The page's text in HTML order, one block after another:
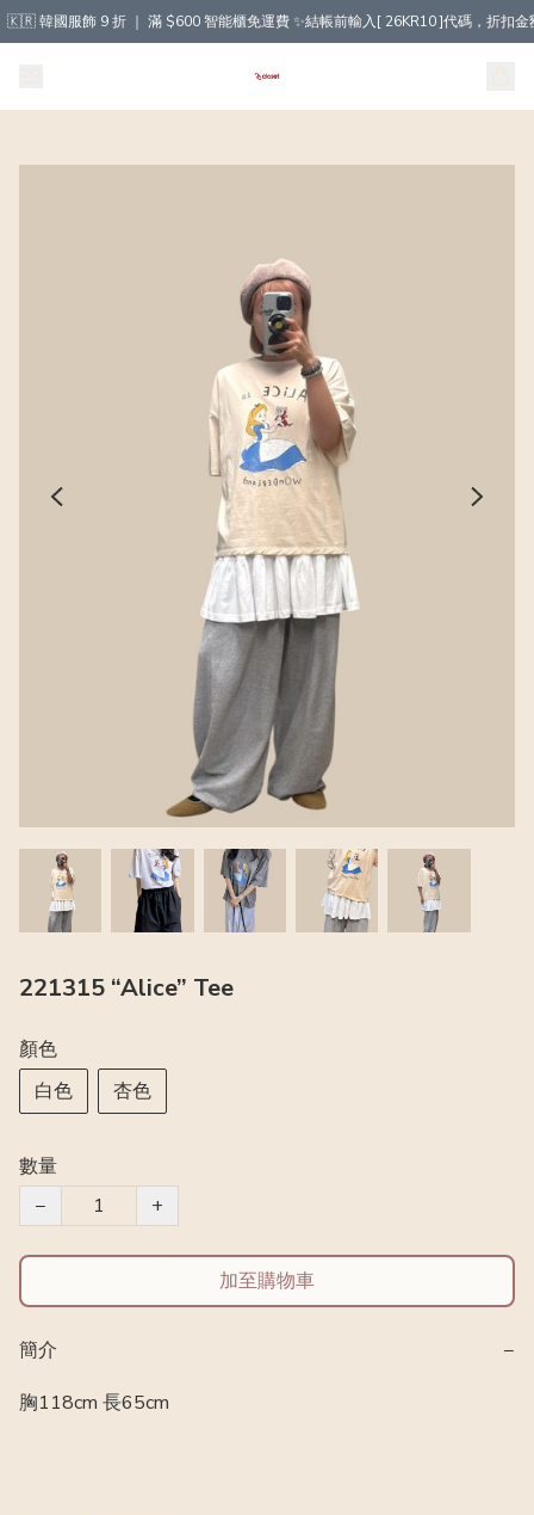
🇰🇷 韓國服飾 9 折 ｜ 滿 $600 智能櫃免運費 ✨結帳前輸入[ 26KR10 ]代碼，折扣金
221315 “Alice” Tee
顏色
白色
杏色
數量
−
+
加至購物車
簡介
−
胸118cm 長65cm